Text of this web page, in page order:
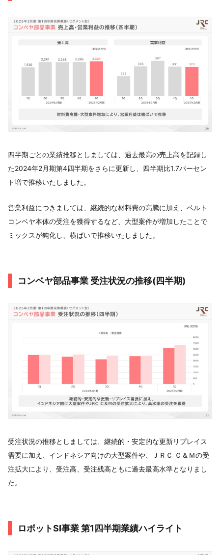
四半期ごとの業績推移としましては、過去最高の売上高を記録し
た2024年2月期第4四半期をさらに更新し、四半期比1.7パーセン
ト増で推移いたしました。
営業利益につきましては、継続的な材料費の高騰に加え、ベルト
コンベヤ本体の受注を獲得するなど、大型案件が増加したことで
ミックスが鈍化し、横ばいで推移いたしました。
コンベヤ部品事業 受注状況の推移(四半期)
受注状況の推移としましては、継続的・安定的な更新リプレイス
需要に加え、インドネシア向けの大型案件や、ＪＲＣ Ｃ＆Ｍの受
注拡大により、受注高、受注残高ともに過去最高水準となりまし
た。
ロボットSI事業 第1四半期業績ハイライト